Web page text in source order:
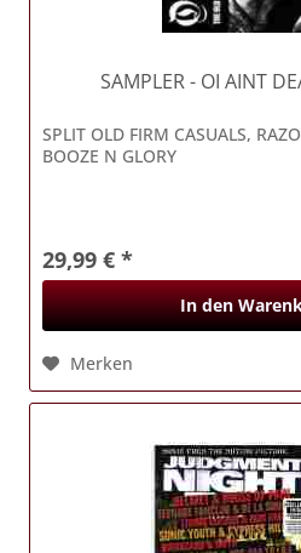
SAMPLER- OI AINT
SPLIT OLD FIRM CASUALS,
BOOZE N GLORY
29,99 € *
In den
Merken